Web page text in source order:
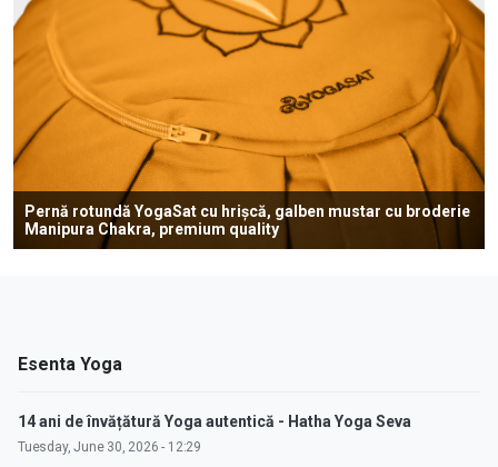
Pernă rotundă YogaSat cu hrișcă, galben mustar cu broderie
Manipura Chakra, premium quality
Esenta Yoga
14 ani de învățătură Yoga autentică - Hatha Yoga Seva
Tuesday, June 30, 2026 - 12:29